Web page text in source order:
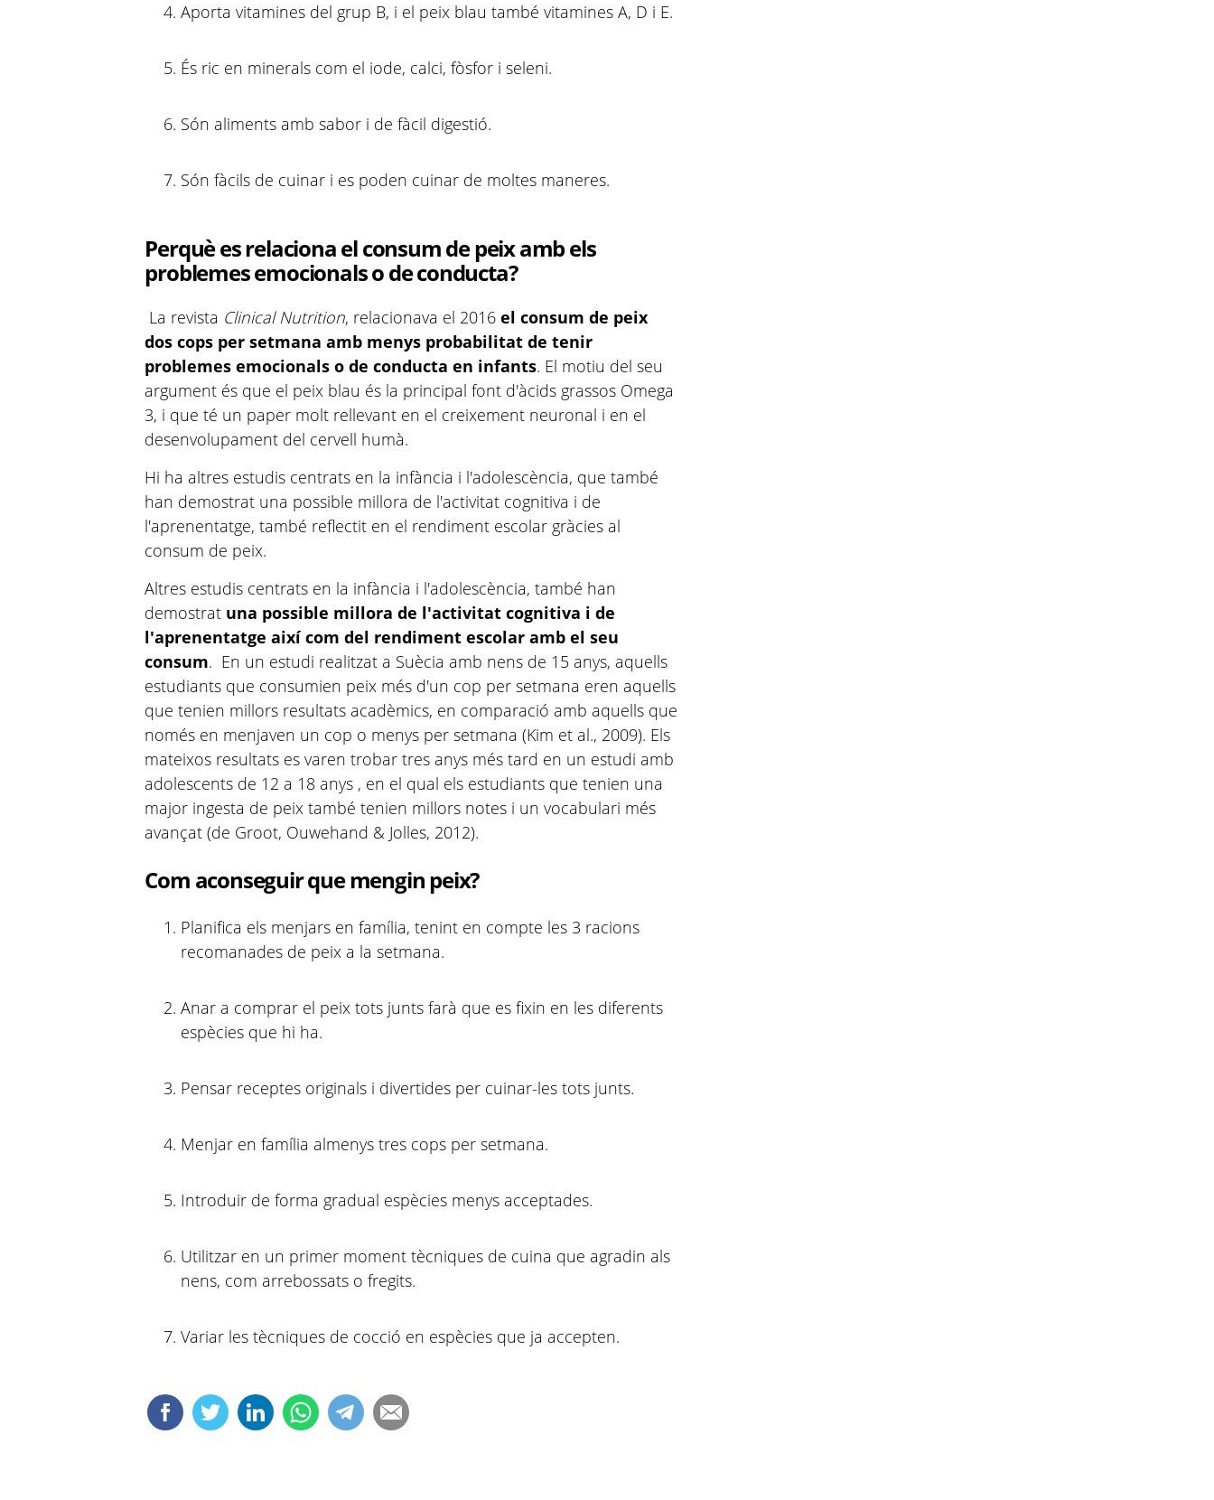
Aporta vitamines del grup B, i el peix blau també vitamines A, D i E.
És ric en minerals com el iode, calci, fòsfor i seleni.
Són aliments amb sabor i de fàcil digestió.
Són fàcils de cuinar i es poden cuinar de moltes maneres.
Perquè es relaciona el consum de peix amb els
problemes emocionals o de conducta?
La revista Clinical Nutrition, relacionava el 2016el consum de peix
dos cops per setmana amb menys probabilitat de tenir
problemes emocionals o de conducta en infants. El motiu del seu
argument és que el peix blau és la principal font d'àcids grassos Omega
3, i que té un paper molt rellevant en el creixement neuronal i en el
desenvolupament del cervell humà.
Hi ha altres estudis centrats en la infància i l'adolescència, que també
han demostrat una possible millora de l'activitat cognitiva i de
l'aprenentatge, també reflectit en el rendiment escolar gràcies al
consum de peix.
Altres estudis centrats en la infància i l'adolescència, també han
demostrat una possible millora de l'activitat cognitiva i de
l'aprenentatge així com del rendiment escolar amb el seu
consum. En un estudi realitzat a Suècia amb nens de 15 anys, aquells
estudiants que consumien peix més d'un cop per setmana eren aquells
que tenien millors resultats acadèmics, en comparació amb aquells que
només en menjaven un cop o menys per setmana (Kim et al., 2009). Els
mateixos resultats es varen trobar tres anys més tard en un estudi amb
adolescents de 12 a 18 anys , en el qual els estudiants que tenien una
major ingesta de peix també tenien millors notes i un vocabulari més
avançat (de Groot, Ouwehand & Jolles, 2012).
Com aconseguir que mengin peix?
Planifica els menjars en família, tenint en compte les 3 racions
recomanades de peix a la setmana.
Anar a comprar el peix tots junts farà que es fixin en les diferents
espècies que hi ha.
Pensar receptes originals i divertides per cuinar-les tots junts.
Menjar en família almenys tres cops per setmana.
Introduir de forma gradual espècies menys acceptades.
Utilitzar en un primer moment tècniques de cuina que agradin als
nens, com arrebossats o fregits.
Variar les tècniques de cocció en espècies que ja accepten.